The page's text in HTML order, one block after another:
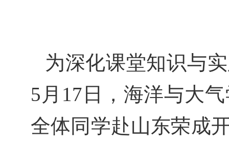
为深化课堂知识与
5 月 17 日，海洋与大
全体同学赴山东荣成